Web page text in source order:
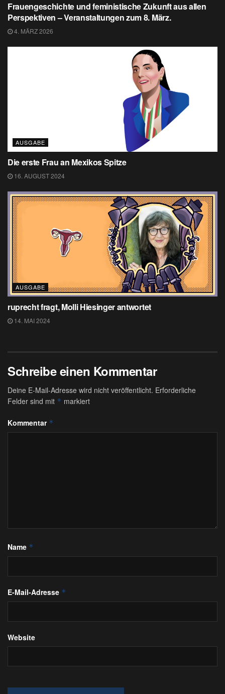
Frauengeschichte und feministische Zukunft aus allen
Perspektiven – Veranstaltungen zum 8. März.
4. MÄRZ 2026
AUSGABE
Die erste Frau an Mexikos Spitze
16. AUGUST 2024
AUSGABE
ruprecht fragt, Molli Hiesinger antwortet
14. MAI 2024
Schreibe einen Kommentar
Deine E-Mail-Adresse wird nicht veröffentlicht. Erforderliche
Felder sind mit * markiert
Kommentar *
Name *
E-Mail-Adresse *
Website